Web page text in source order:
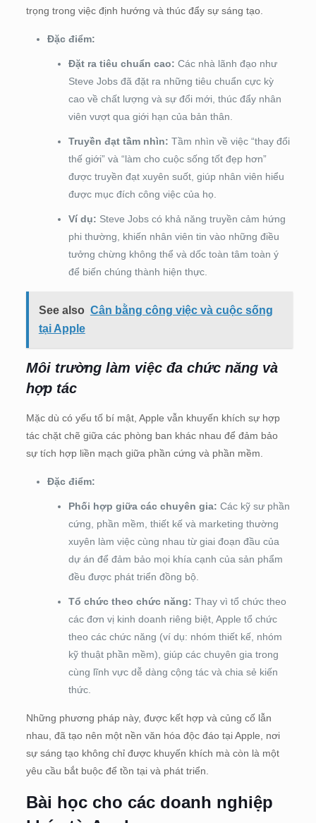
trọng trong việc định hướng và thúc đẩy sự sáng tạo.
Đặc điểm:
Đặt ra tiêu chuẩn cao: Các nhà lãnh đạo như
Steve Jobs đã đặt ra những tiêu chuẩn cực kỳ
cao về chất lượng và sự đổi mới, thúc đẩy nhân
viên vượt qua giới hạn của bản thân.
Truyền đạt tầm nhìn: Tầm nhìn về việc “thay đổi
thế giới” và “làm cho cuộc sống tốt đẹp hơn”
được truyền đạt xuyên suốt, giúp nhân viên hiểu
được mục đích công việc của họ.
Ví dụ: Steve Jobs có khả năng truyền cảm hứng
phi thường, khiến nhân viên tin vào những điều
tưởng chừng không thể và dốc toàn tâm toàn ý
để biến chúng thành hiện thực.
See also Cân bằng công việc và cuộc sống
tại Apple
Môi trường làm việc đa chức năng và
hợp tác
Mặc dù có yếu tố bí mật, Apple vẫn khuyến khích sự hợp
tác chặt chẽ giữa các phòng ban khác nhau để đảm bảo
sự tích hợp liền mạch giữa phần cứng và phần mềm.
Đặc điểm:
Phối hợp giữa các chuyên gia: Các kỹ sư phần
cứng, phần mềm, thiết kế và marketing thường
xuyên làm việc cùng nhau từ giai đoạn đầu của
dự án để đảm bảo mọi khía cạnh của sản phẩm
đều được phát triển đồng bộ.
Tổ chức theo chức năng: Thay vì tổ chức theo
các đơn vị kinh doanh riêng biệt, Apple tổ chức
theo các chức năng (ví dụ: nhóm thiết kế, nhóm
kỹ thuật phần mềm), giúp các chuyên gia trong
cùng lĩnh vực dễ dàng cộng tác và chia sẻ kiến
thức.
Những phương pháp này, được kết hợp và củng cố lẫn
nhau, đã tạo nên một nền văn hóa độc đáo tại Apple, nơi
sự sáng tạo không chỉ được khuyến khích mà còn là một
yêu cầu bắt buộc để tồn tại và phát triển.
Bài học cho các doanh nghiệp